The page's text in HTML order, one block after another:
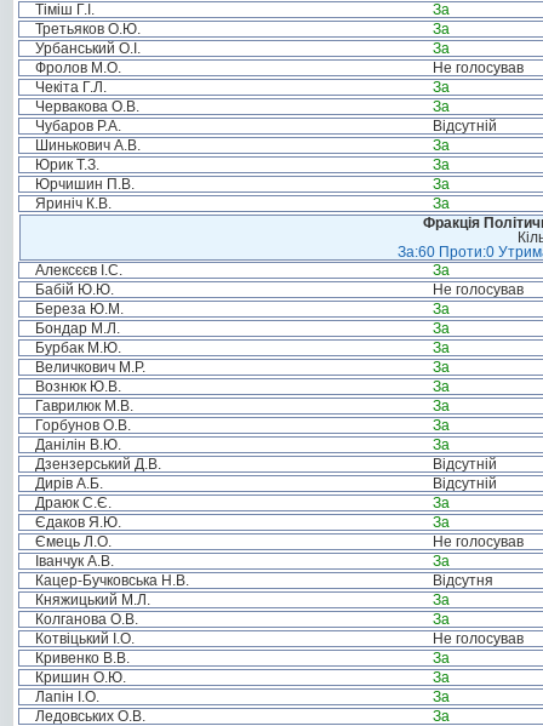
Тіміш Г.І.
За
Третьяков О.Ю.
За
Урбанський О.І.
За
Фролов М.О.
Не голосував
Чекіта Г.Л.
За
Червакова О.В.
За
Чубаров Р.А.
Відсутній
Шинькович А.В.
За
Юрик Т.З.
За
Юрчишин П.В.
За
Яриніч К.В.
За
Фракція
За:60 Проти:0
Алексєєв І.С.
За
Бабій Ю.Ю.
Не голосував
Береза Ю.М.
За
Бондар М.Л.
За
Бурбак М.Ю.
За
Величкович М.Р.
За
Вознюк Ю.В.
За
Гаврилюк М.В.
За
Горбунов О.В.
За
Данілін В.Ю.
За
Дзензерський Д.В.
Відсутній
Дирів А.Б.
Відсутній
Драюк С.Є.
За
Єдаков Я.Ю.
За
Ємець Л.О.
Не голосував
Іванчук А.В.
За
Кацер-Бучковська Н.В.
Відсутня
Княжицький М.Л.
За
Колганова О.В.
За
Котвіцький І.О.
Не голосував
Кривенко В.В.
За
Кришин О.Ю.
За
Лапін І.О.
За
Ледовських О.В.
За